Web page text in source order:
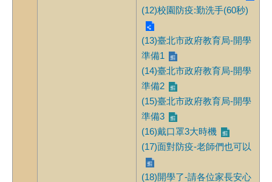
(12)校園防疫:勤洗手(60秒)
(13)臺北市政府教育局-開學
準備1
(14)臺北市政府教育局-開學
準備2
(15)臺北市政府教育局-開學
準備3
(16)戴口罩3大時機
(17)面對防疫-老師們也可以
(18)開學了-請各位家長安心